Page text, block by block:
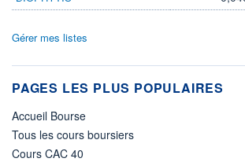
Gérer mes listes
PAGES LES PLUS POPULAIRES
Accueil Bourse
Tous les cours boursiers
Cours CAC 40